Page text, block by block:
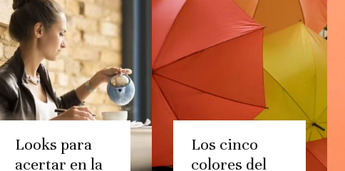
Looks para
acertar en la
Los cinco
colores del